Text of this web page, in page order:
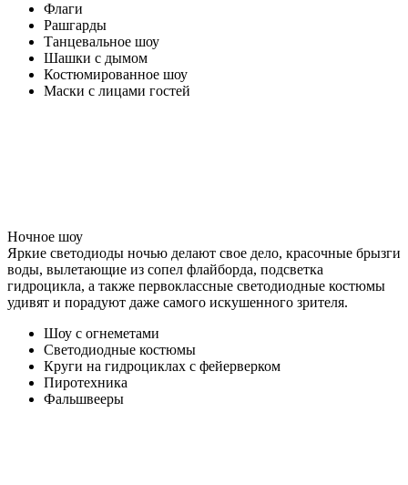
Флаги
Рашгарды
Танцевальное шоу
Шашки с дымом
Костюмированное шоу
Маски с лицами гостей
Ночное шоу
Яркие светодиоды ночью делают свое дело, красочные брызги
воды, вылетающие из сопел флайборда, подсветка
гидроцикла, а также первоклассные светодиодные костюмы
удивят и порадуют даже самого искушенного зрителя.
Шоу с огнеметами
Светодиодные костюмы
Круги на гидроциклах с фейерверком
Пиротехника
Фальшвееры